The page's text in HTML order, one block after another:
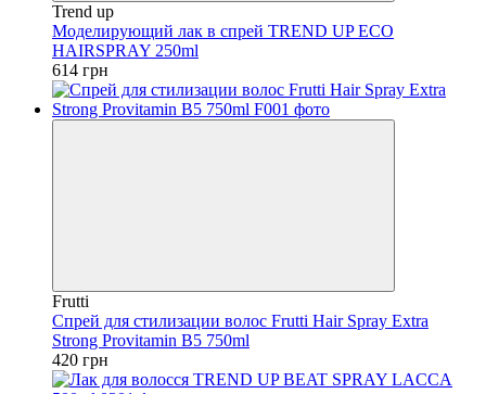
Trend up
Моделирующий лак в спрей TREND UP ECO
HAIRSPRAY 250ml
614 грн
Frutti
Спрей для стилизации волос Frutti Hair Spray Extra
Strong Provitamin B5 750ml
420 грн